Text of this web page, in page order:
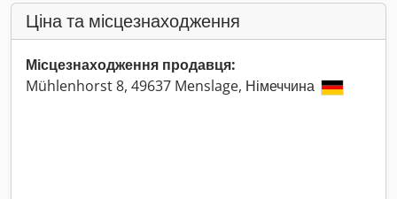
Ціна та місцезнаходження
Місцезнаходження продавця:
Mühlenhorst 8, 49637 Menslage, Німеччина